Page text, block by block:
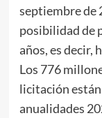
septiembre de
posibilidad de
años, es decir,
Los 776
licitación
anualidades